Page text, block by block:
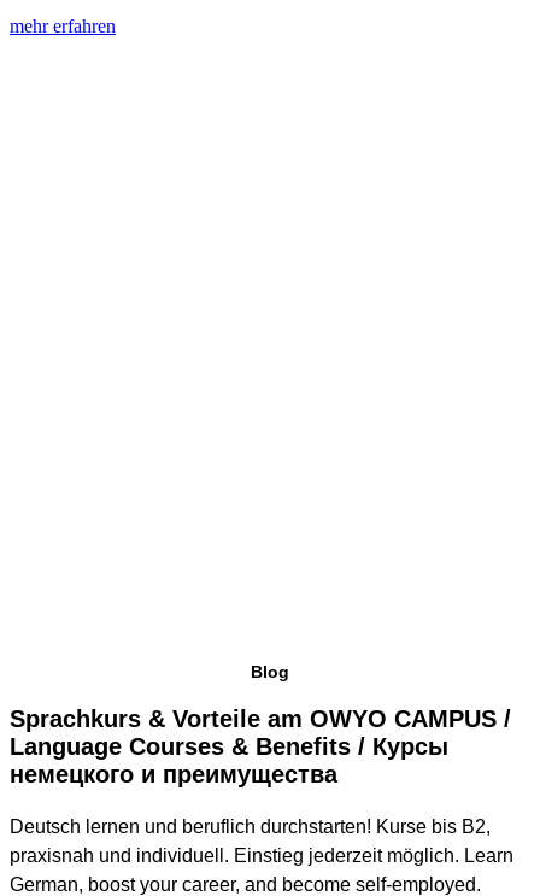
mehr erfahren
Blog
Sprachkurs & Vorteile am OWYO CAMPUS /
Language Courses & Benefits / Курсы
немецкого и преимущества
Deutsch lernen und beruflich durchstarten! Kurse bis B2,
praxisnah und individuell. Einstieg jederzeit möglich. Learn
German, boost your career, and become self-employed.